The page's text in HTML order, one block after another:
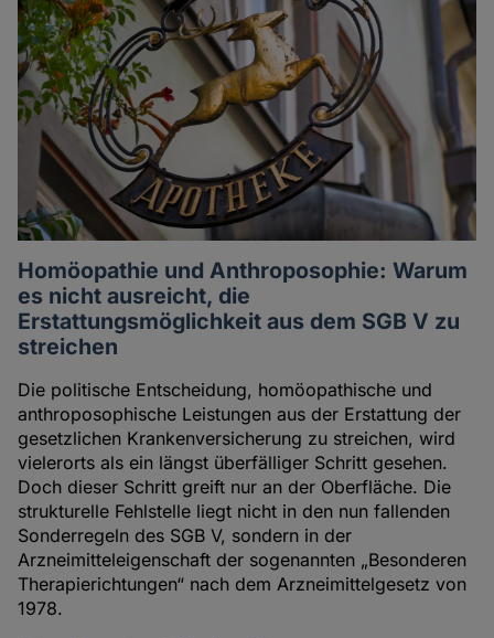
Homöopathie und Anthroposophie: Warum
es nicht ausreicht, die
Erstattungsmöglichkeit aus dem SGB V zu
streichen
Die politische Entscheidung, homöopathische und
anthroposophische Leistungen aus der Erstattung der
gesetzlichen Krankenversicherung zu streichen, wird
vielerorts als ein längst überfälliger Schritt gesehen.
Doch dieser Schritt greift nur an der Oberfläche. Die
strukturelle Fehlstelle liegt nicht in den nun fallenden
Sonderregeln des SGB V, sondern in der
Arzneimitteleigenschaft der sogenannten „Besonderen
Therapierichtungen“ nach dem Arzneimittelgesetz von
1978.